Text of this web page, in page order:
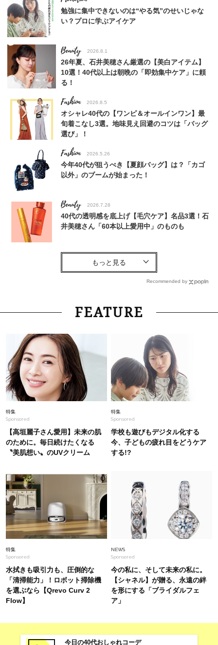
勉強に集中できないのは“やる気”のせいじゃな
い？プロに学ぶアイケア
Beauty 2026.8.1
26年夏、石井美穂さん厳選の【美白アイテム】
10選！40代以上は朝晩の「即効集中ケア」に頼
る！
Fashion 2026.8.5
オシャレ40代の【ワンピ＆オールインワン】最
旬着こなし3選。地味見え回避のコツは「バッグ
選び」！
Fashion 2026.5.26
今年40代が狙うべき【夏顔バッグ】は？「カゴ
以外」のブームが始まった！
Beauty 2026.7.28
40代の透明感を底上げ【毛穴ケア】名品3選！石
井美穂さん「60本以上愛用中」のものも
Fashion
【インナーに迷わない】生々しく見えない！40
Fashion 2026.2.27
「暑くなってから」では遅い！40代が買ってお
ANDERSON】新作半袖コーデ〈3選〉
Lifestyle
梅宮アンナさん、父・辰夫さんの相続で学んだこ
と「親のお金の話は”介護どうする？”から始める
んです」父・辰夫さんの相続で学んだこと
2026.8.3
【1泊2日弾丸旅行】無駄な時間ゼロ！「大人の
韓国旅」の大正解スケジュールは？
【8月号増刊の“神”付録♡】夏コーデにぴったり
〈ボナベンチュラのポーチ＆バッグ〉
Fashion 2026.6.21
40代が「雨の日も盛れる♡」きれいめな日傘6選
【さすだけで−18.4℃を謳うものも
】
Recommended by
FEATURE
特集
Sponsored
【高垣麗子さん愛用】未来の肌
のために。毎日続けたくなる
〝美肌想い〟のUVクリーム
特集
Sponsored
学校も遊びもデジタル化する
今、子どもの疲れ目をどうケア
する!?
特集
Sponsored
水拭きも吸引力も、圧倒的な
「清掃能力」！ロボット掃除機
を選ぶなら【Qrevo Curv 2
Flow】
NEWS
Sponsored
今の私に、そして未来の私に。
【シャネル】が贈る、永遠の絆
を形にする「ブライダルフェ
ア」
今日の40代おしゃれコーデ